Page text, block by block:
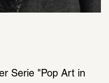
Serie "Pop Art in